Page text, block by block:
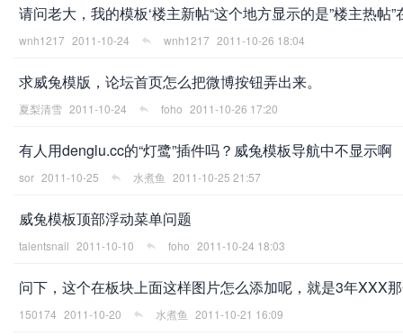
请问老大，我的模板‘楼主新帖“这个地方显示的是”楼主热帖
wnh1217 2011-10-24 wnh1217 2011-10-26 18:04
求威兔模版，论坛首页怎么把微博按钮弄出来。
夏梨清雪 2011-10-24 foho 2011-10-26 17:20
有人用denglu.cc的“灯鹭”插件吗？威兔模板导航中不显示啊
sor 2011-10-25 水煮鱼 2011-10-25 21:57
威兔模板顶部浮动菜单问题
talentsnail 2011-10-10 foho 2011-10-24 18:03
问下，这个在板块上面这样图片怎么添加呢，就是3年XXX
150174 2011-10-20 水煮鱼 2011-10-21 16:09